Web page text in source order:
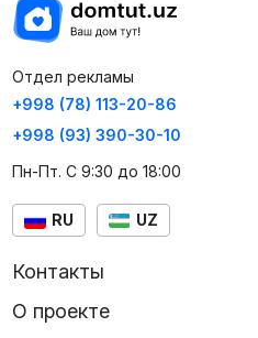
Отдел рекламы
+998 (78) 113-20-86
+998 (93) 390-30-10
Пн-Пт. С 9:30 до 18:00
RU UZ
Контакты
О проекте